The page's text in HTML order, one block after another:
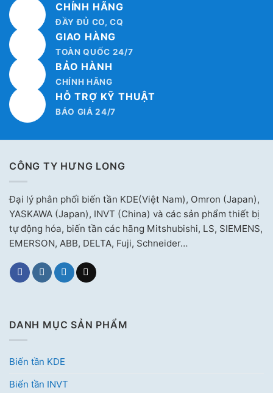
CHÍNH HÃNG
ĐẦY ĐỦ CO, CQ
GIAO HÀNG
TOÀN QUỐC 24/7
BẢO HÀNH
CHÍNH HÃNG
HỖ TRỢ KỸ THUẬT
BÁO GIÁ 24/7
CÔNG TY HƯNG LONG
Đại lý phân phối biến tần KDE(Việt Nam), Omron (Japan),
YASKAWA (Japan), INVT (China) và các sản phẩm thiết bị
tự động hóa, biến tần các hãng Mitshubishi, LS, SIEMENS,
EMERSON, ABB, DELTA, Fuji, Schneider…
DANH MỤC SẢN PHẨM
Biến tần KDE
Biến tần INVT